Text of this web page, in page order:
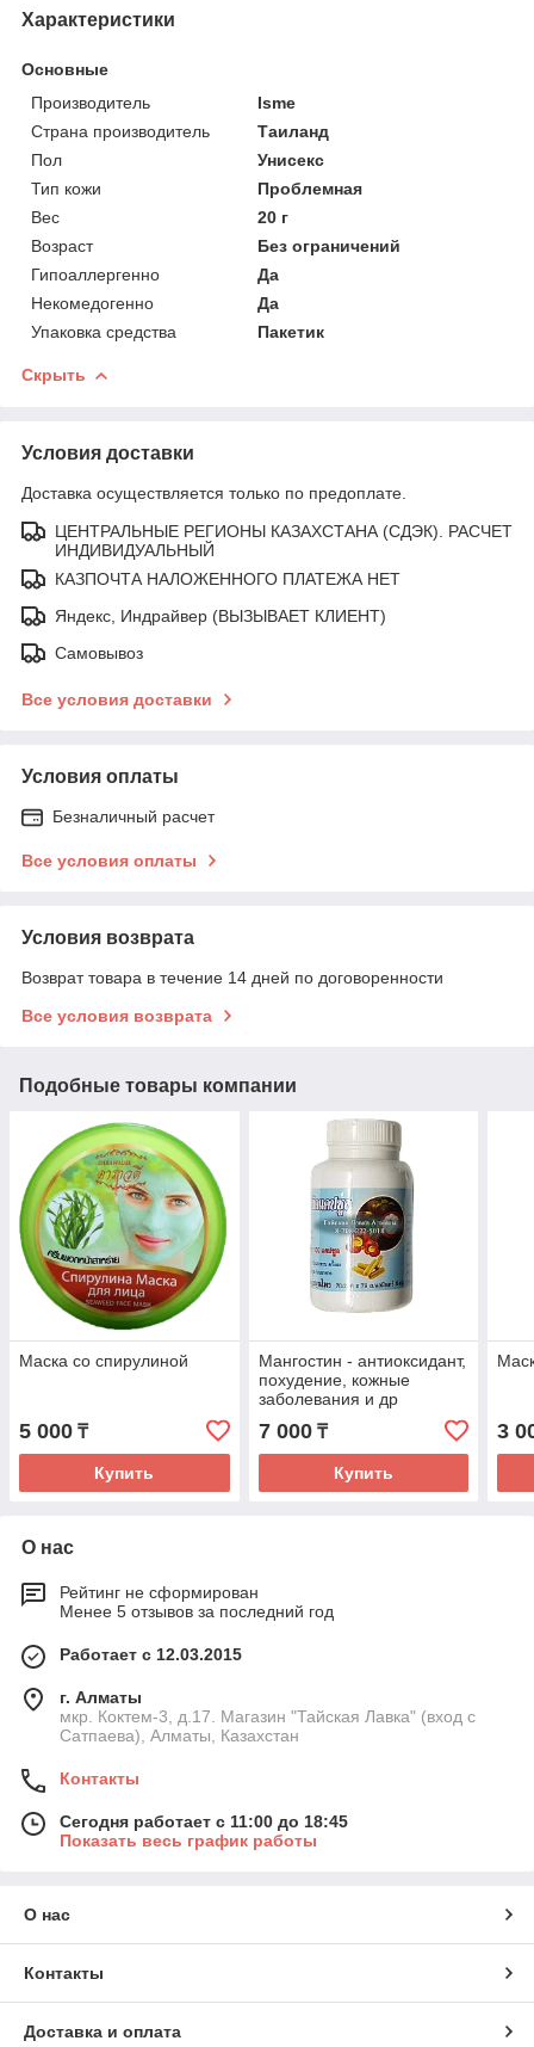
Характеристики
Основные
Производитель
Isme
Страна производитель
Таиланд
Пол
Унисекс
Тип кожи
Проблемная
Вес
20 г
Возраст
Без ограничений
Гипоаллергенно
Да
Некомедогенно
Да
Упаковка средства
Пакетик
Скрыть
Условия доставки
Доставка осуществляется только по предоплате.
ЦЕНТРАЛЬНЫЕ РЕГИОНЫ КАЗАХСТАНА (СДЭК). РАСЧЕТ
ИНДИВИДУАЛЬНЫЙ
КАЗПОЧТА НАЛОЖЕННОГО ПЛАТЕЖА НЕТ
Яндекс, Индрайвер (ВЫЗЫВАЕТ КЛИЕНТ)
Самовывоз
Все условия доставки
Условия оплаты
Безналичный расчет
Все условия оплаты
Условия возврата
Возврат товара в течение 14 дней по договоренности
Все условия возврата
Подобные товары компании
Маска со спирулиной
5 000 ₸
Купить
Мангостин - антиоксидант,
похудение, кожные
заболевания и др
7 000₸
Купить
3
О нас
Рейтинг не сформирован
Менее 5 отзывов за последний год
Работает с 12.03.2015
г. Алматы
мкр. Коктем-3, д.17. Магазин "Тайская Лавка" (вход с
Сатпаева), Алматы, Казахстан
Контакты
Сегодня работает с 11:00 до 18:45
Показать весь график работы
О нас
Контакты
Доставка и оплата